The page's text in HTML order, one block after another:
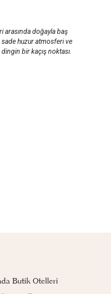
arasında doğayla baş
huzur atmosferi ve
bir kaçış noktası.
Butik Otelleri